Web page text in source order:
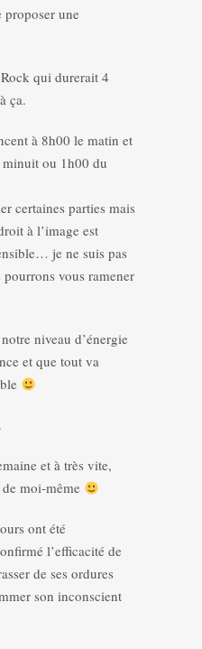
proposer une
qui durerait 4
ça.
à 8h00 le matin et
minuit ou 1h00 du
certaines parties mais
à l’image est
je ne suis pas
vous ramener
niveau d’énergie
et que tout va
et à très vite,
moi-même
ont été
l’efficacité de
de ses ordures
son inconscient